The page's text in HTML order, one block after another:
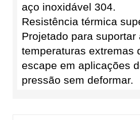
aço inoxidável 304.
Resistência térmica
Projetado para suportar
temperaturas extremas
escape em aplicações
pressão sem deformar.